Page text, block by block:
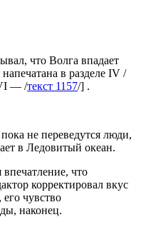
что Волга впадает
в разделе IV /
— /текст 1157/] .
не переведутся люди,
в Ледовитый океан.
что
корректировал вкус
его чувство
наконец.